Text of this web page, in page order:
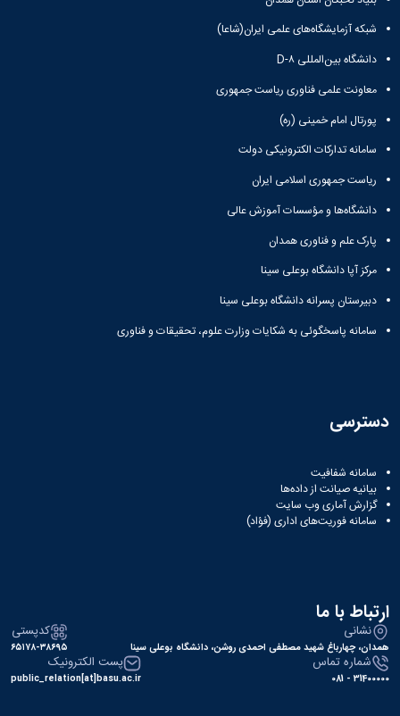
شبکه آزمایشگاه‌های علمی ایران(شاعا)
دانشگاه بین‌المللی D-۸
معاونت علمی فناوری ریاست جمهوری
پورتال امام خمینی (ره)
سامانه تدارکات الکترونیکی دولت
ریاست جمهوری اسلامی ایران
دانشگاه‌ها و مؤسسات آموزش عالی
پارک علم و فناوری همدان
مرکز آپا دانشگاه بوعلی سینا
دبیرستان پسرانه دانشگاه بوعلی سینا
سامانه پاسخگوئی به شکایات وزارت علوم، تحقیقات و فناوری
دسترسی
سامانه شفافیت
بیانیه صیانت از داده‌ها
گزارش آماری وب‌ سایت
سامانه فوریت‌های اداری (فؤاد)
ارتباط با ما
نشانی
همدان، چهارباغ شهید مصطفی احمدی روشن، دانشگاه بوعلی سینا
کدپستی
۶۵۱۷۸-۳۸۶۹۵
شماره تماس
31400000 - 081
پست الکترونیک
public_relation[at]basu.ac.ir